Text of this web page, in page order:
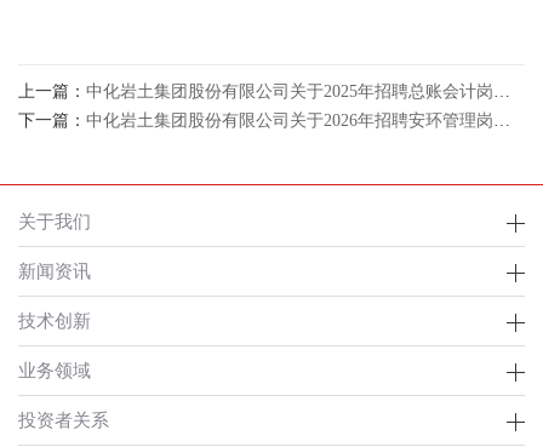
上一篇： 中化岩土集团股份有限公司关于2025年招聘总账会计岗等岗位通过资格审核的人员名单公示
下一篇： 中化岩土集团股份有限公司关于2026年招聘安环管理岗等岗位通过资格审核的人员名单公示
关于我们
新闻资讯
技术创新
业务领域
投资者关系